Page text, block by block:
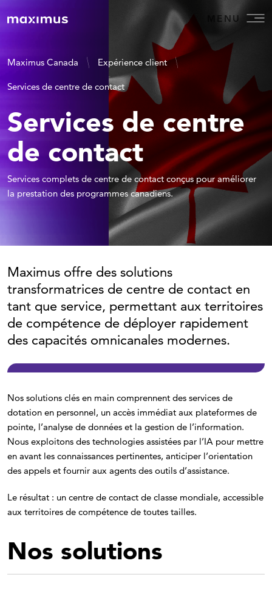
MENU
Maximus Canada Expérience client
Services de centre de contact
Services de centre
de contact
Services complets de centre de contact conçus pour améliorer
la prestation des programmes canadiens.
Maximus offre des solutions
transformatrices de centre de contact en
tant que service, permettant aux territoires
de compétence de déployer rapidement
des capacités omnicanales modernes.
Nos solutions clés en main comprennent des services de
dotation en personnel, un accès immédiat aux plateformes de
pointe, l’analyse de données et la gestion de l’information.
Nous exploitons des technologies assistées par l’IA pour mettre
en avant les connaissances pertinentes, anticiper l’orientation
des appels et fournir aux agents des outils d’assistance.
Le résultat : un centre de contact de classe mondiale, accessible
aux territoires de compétence de toutes tailles.
Nos solutions